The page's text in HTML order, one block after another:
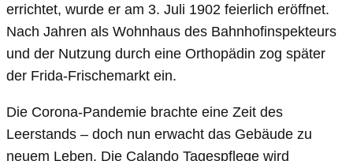
errichtet, wurde er am 3. Juli 1902 feierlich eröffnet.
Nach Jahren als Wohnhaus des Bahnhofinspekteurs
und der Nutzung durch eine Orthopädin zog später
der Frida-Frischemarkt ein.
Die Corona-Pandemie brachte eine Zeit des
Leerstands – doch nun erwacht das Gebäude zu
neuem Leben. Die Calando Tagespflege wird